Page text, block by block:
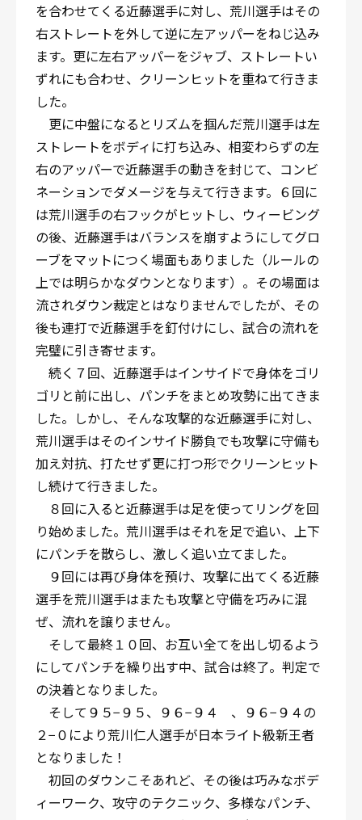
を合わせてくる近藤選手に対し、荒川選手はその
右ストレートを外して逆に左アッパーをねじ込み
ます。更に左右アッパーをジャブ、ストレートい
ずれにも合わせ、クリーンヒットを重ねて行きま
した。
更に中盤になるとリズムを掴んだ荒川選手は左
ストレートをボディに打ち込み、相変わらずの左
右のアッパーで近藤選手の動きを封じて、コンビ
ネーションでダメージを与えて行きます。６回に
は荒川選手の右フックがヒットし、ウィービング
の後、近藤選手はバランスを崩すようにしてグロ
ーブをマットにつく場面もありました（ルールの
上では明らかなダウンとなります）。その場面は
流されダウン裁定とはなりませんでしたが、その
後も連打で近藤選手を釘付けにし、試合の流れを
完璧に引き寄せます。
続く７回、近藤選手はインサイドで身体をゴリ
ゴリと前に出し、パンチをまとめ攻勢に出てきま
した。しかし、そんな攻撃的な近藤選手に対し、
荒川選手はそのインサイド勝負でも攻撃に守備も
加え対抗、打たせず更に打つ形でクリーンヒット
し続けて行きました。
８回に入ると近藤選手は足を使ってリングを回
り始めました。荒川選手はそれを足で追い、上下
にパンチを散らし、激しく追い立てました。
９回には再び身体を預け、攻撃に出てくる近藤
選手を荒川選手はまたも攻撃と守備を巧みに混
ぜ、流れを譲りません。
そして最終１０回、お互い全てを出し切るよう
にしてパンチを繰り出す中、試合は終了。判定で
の決着となりました。
そして９５−９５、９６−９４ 、９６−９４の
２−０により荒川仁人選手が日本ライト級新王者
となりました！
初回のダウンこそあれど、その後は巧みなボデ
ィーワーク、攻守のテクニック、多様なパンチ、